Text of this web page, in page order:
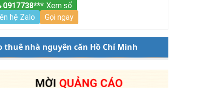
0917738*** Xem số
hệ Zalo
Gọi ngay
thuê nhà nguyên căn Hồ Chí Minh